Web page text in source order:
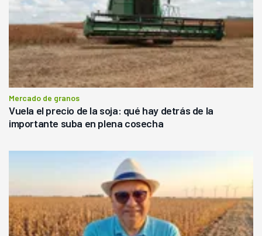
Mercado de granos
Vuela el precio de la soja: qué hay detrás de la
importante suba en plena cosecha